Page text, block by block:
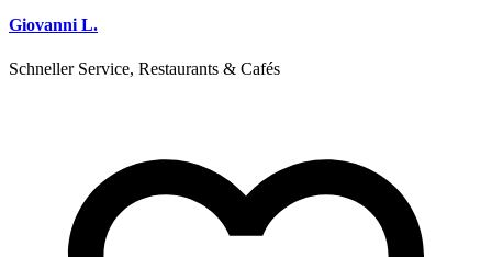
Giovanni L.
Schneller Service, Restaurants & Cafés